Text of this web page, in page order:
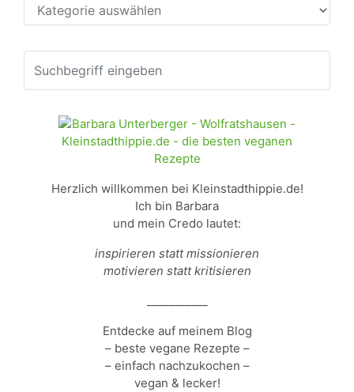
Herzlich willkommen bei Kleinstadthippie.de!
Ich bin Barbara
und mein Credo lautet:
inspirieren statt missionieren
motivieren statt kritisieren
Entdecke auf meinem Blog
– beste vegane Rezepte –
– einfach nachzukochen –
vegan & lecker!